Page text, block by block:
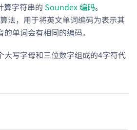
算字符串的 Soundex 编码。
法，用于将英文单词编码为表示其
单词会有相同的编码。
大写字母和三位数字组成的4字符代